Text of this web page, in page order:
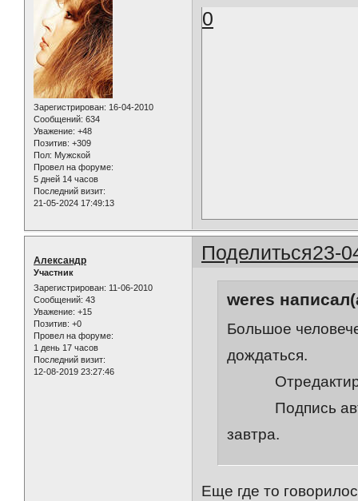
Зарегистрирован: 16-04-2010
Сообщений: 634
Уважение: +48
Позитив: +309
Пол: Мужской
Провел на форуме:
5 дней 14 часов
Последний визит:
21-05-2024 17:49:13
0
Поделиться23-
Александр
Участник
Зарегистрирован: 11-06-2010
Сообщений: 43
Уважение: +15
Позитив: +0
Провел на форуме:
1 день 17 часов
Последний визит:
12-08-2019 23:27:46
weres
Большое
дождаться.
Подпись
завтра.
Еще где то